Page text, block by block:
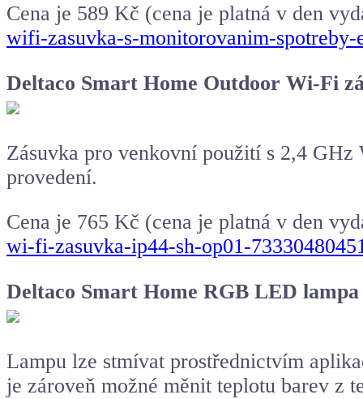
Cena je 589 Kč (cena je platná v den
wifi-zasuvka-s-monitorovanim-spotreby-
Deltaco Smart Home Outdoor Wi-Fi
Zásuvka pro venkovní použití s 2,4
provedení.
Cena je 765 Kč (cena je platná v den
wi-fi-zasuvka-ip44-sh-op01-
Deltaco Smart Home RGB LED
Lampu lze stmívat prostřednictvím
je zároveň možné měnit teplotu barev z